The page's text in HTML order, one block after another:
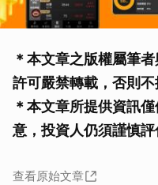
＊本文章之版權屬筆
許可嚴禁轉載，否則不
＊本文章所提供資訊
意，投資人仍須謹慎評
查看原始文章